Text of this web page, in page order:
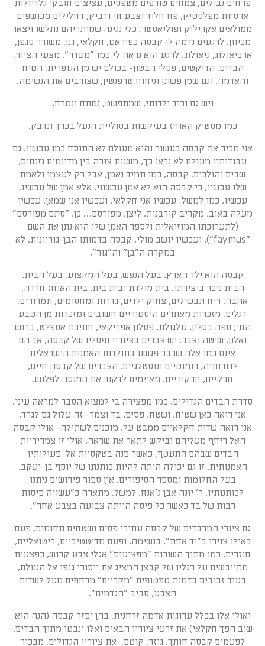
פרחים נבולים, צמחים טורפים מטפסים, עציצים חובקי גלדיולות
ארסיות מפלסטיק, פח חלוד וצבע חי ודביק; דחלילים מכושפים
ממולאים אקריליק ופוליאסטר, כלי נגינה שמיתריהם נתלשו ויצאו
מכיוון. לרגעים נדמה לי קבסה כפיראט, חקלאי, גנן, משורר סגפן,
ארכיאולוג, גיאולוג. לרגע הוא נראה לי כמו "מעדר". מצעי הציור,
הבדים, הדיקטים, פסלי הבטון- בכולם יש מן הגופרית, הטיח
והאדמה, וגם שמן פשתן וניחוח טרפנטין, שצורבים את הנשימה.
ויש גם ורוד ילדותי, שמתפשט, נמתח ונמרח,
כמו מסטיק האוחז בעיקשות בסוליית הנעל בכרך ונדבק.
אני מכיר את קבסה כעשור והוא מעולם לא התנסח כמו עכשיו. גם
עבודותיו מעולם לא נראו כך, משנות צורה בין מדיומים נזנחים,
שבים והולכים. קבסה, כמו תמיד נאמן, אבל רק לעצמו ולאמת
שלו עכשיו, כי קבסה הוא לא אמן עכשווי, אלא אמן של עכשיו.
עכשיו, כמו למשל: עכשיו אני חקלאי. ועכשיו אני שמאן. עכשיו
מעלה באוב, מקריב קורבנות, ליצן, מפורסם… כן, "סתם מפורסם"
(לתערוכתו המוזיאלית ולספר האמן שלו הוא נתן את השם
"faymus"). ועכשיו יושב מולי, קבסה בדמותו הבן-גוריונית. לא
במקרה ה"בן" וה"גור".
קבסה הוא ילד הארץ. בעל הנפש, בעל המקצוע, בעל הבית.
הבית ניכר ביצירתו. בית מולדת ובית בית. בית האוחז חרדה,
אהבה, ריח תבשילים, צחוק ילדים, גדרות ומחסומים, תמרורים,
דגלים, מזכרות מאתרים היסטוריים חשובים ומזכרות מן הטבע
החי; ספה בסלון, גולגולת, פסלון אפריקאי, חתיכת אספלט, ברוש
ואלון, שיטה וצבר. יש צברים בציוריו ופסליו של קבסה, אך הם
אינם כמו אלה שכבר פגשנו בתולדות האמנות הישראלית
לדורותיה, רומנטיים ונוסטלגיים. הצברים של קבסה חיים,
חרקיים, חרקיריים. מאיימים לדקור את המנסה לפלוש.
סדרת הבדים הגדולים, כמו מפצירה בי למצוא הסבר למראה עיני.
אני רואה כאן שטיח, ושטח, פסים, בד וצמר- זה עלול גם לגרד.
אני רואה שדות חקלאיים ממבט על, מוכנים לשתילה- אולי קבסה
האל ריחף מעליהם וביקש לתאר את שראה. אולי זו צמריריות
הבדים שבהם התעטף, כאשר פנה בטקסיות אל פעולותיו
האמנותית. זו גם יכולה היתה להיות כותנתו של יוסף בן-יעקב,
בעל החלומות ומספר הסיפורים. אין ספור פירושים ניתנו
לכותנותיו. ר' יונה אבן ג'אנח, למשל, מתארה כ"עשויה פיסות
רבות של בד כאשר כל פיסה הייתה צבועה בצבע אחר".
גם ציורי המרבדים של קבסה עתירי פסים ושטחים תחומים. פעם
כאילו צוירו ב"יד אחת", בנשימה, ופעם מדיטטיביים, ריטואליים,
חוזרים. כמו מתוך השורות "מפציעים" אגלי צבע קרוש, כפצעים
מתייבשים על רגליו של קבצן המציג את ייסורי גופו אל העולם,
בעוד זבובים בדמות טפטופים "מקריים" מרחפים מעל לשדות
הצבע, סביב "הגדמים".
ואולי אלו בכלל ערוגות אדמה זרחנית, בהן יפזר קבסה (הנה הוא
שוב הפך חקלאי) את זרעי ציוריו הבאים ואלו ינבטו מתוך הבדים.
לפעמים קבסה חותך, גוזר, קוטם, את ציוריו הגדולים, מבכיר